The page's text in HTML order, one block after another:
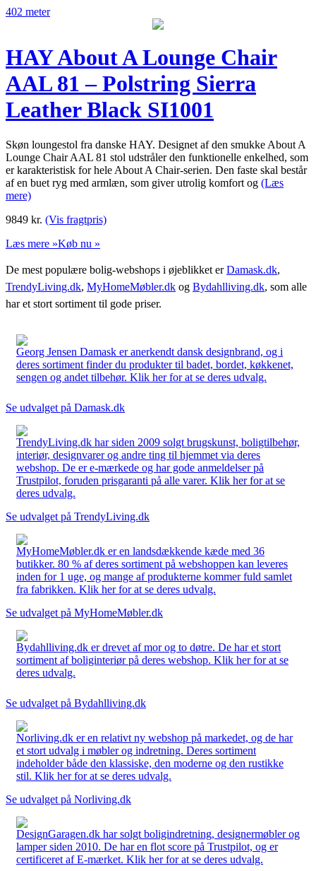
402 meter
HAY About A Lounge Chair
AAL 81 – Polstring Sierra
Leather Black SI1001
Skøn loungestol fra danske HAY. Designet af den smukke About A
Lounge Chair AAL 81 stol udstråler den funktionelle enkelhed, som
er karakteristisk for hele About A Chair-serien. Den faste skal består
af en buet ryg med armlæn, som giver utrolig komfort og (Læs
mere)
9849 kr. (Vis fragtpris)
Læs mere »Køb nu »
De mest populære bolig-webshops i øjeblikket erDamask.dk,
TrendyLiving.dk, MyHomeMøbler.dk og Bydahlliving.dk, som alle
har et stort sortiment til gode priser.
Georg Jensen Damask er anerkendt dansk designbrand, og i
deres sortiment finder du produkter til badet, bordet, køkkenet,
sengen og andet tilbehør. Klik her for at se deres udvalg.
Se udvalget på Damask.dk
TrendyLiving.dk har siden 2009 solgt brugskunst, boligtilbehør,
interiør, designvarer og andre ting til hjemmet via deres
webshop. De er e-mærkede og har gode anmeldelser på
Trustpilot, foruden prisgaranti på alle varer. Klik her for at se
deres udvalg.
Se udvalget på TrendyLiving.dk
MyHomeMøbler.dk er en landsdækkende kæde med 36
butikker. 80 % af deres sortiment på webshoppen kan leveres
inden for 1 uge, og mange af produkterne kommer fuld samlet
fra fabrikken. Klik her for at se deres udvalg.
Se udvalget på MyHomeMøbler.dk
Bydahlliving.dk er drevet af mor og to døtre. De har et stort
sortiment af boliginteriør på deres webshop. Klik her for at se
deres udvalg.
Se udvalget på Bydahlliving.dk
Norliving.dk er en relativt ny webshop på markedet, og de har
et stort udvalg i møbler og indretning. Deres sortiment
indeholder både den klassiske, den moderne og den rustikke
stil. Klik her for at se deres udvalg.
Se udvalget på Norliving.dk
DesignGaragen.dk har solgt boligindretning, designermøbler og
lamper siden 2010. De har en flot score på Trustpilot, og er
certificeret af E-mærket. Klik her for at se deres udvalg.